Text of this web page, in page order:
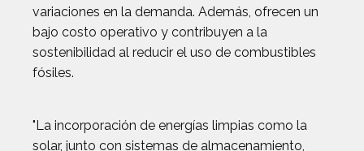
variaciones en la demanda. Además, ofrecen un
bajo costo operativo y contribuyen a la
sostenibilidad al reducir el uso de combustibles
fósiles.
"La incorporación de energías limpias como la
solar, junto con sistemas de almacenamiento,